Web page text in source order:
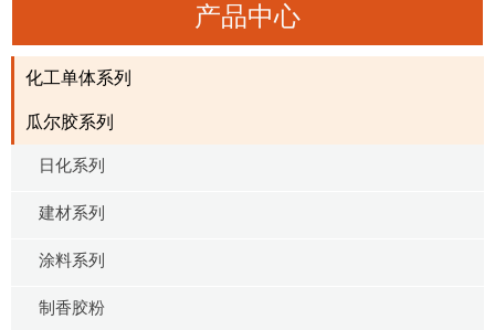
产品中心
化工单体系列
瓜尔胶系列
日化系列
建材系列
涂料系列
制香胶粉